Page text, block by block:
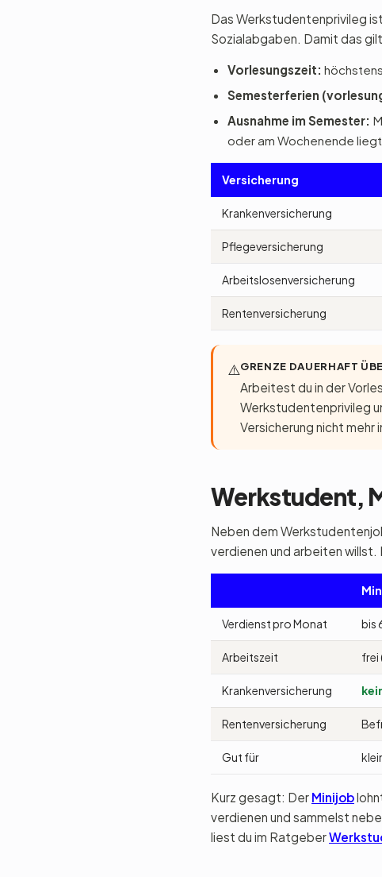
Das Werkstudentenprivileg
Sozialabgaben. Damit das
Vorlesungszeit:
Semesterferien
Ausnahme im Semester:
oder am Wochenende
Versicherung
Krankenversicherung
Pflegeversicherung
Arbeitslosenversicherung
Rentenversicherung
⚠️GRENZE DAUERHAFT
Arbeitest du in der
Werkstudentenprivileg
Versicherung nicht mehr
Werkstudent,
Neben dem
verdienen und arbeiten
Verdienst pro Monat bis
Arbeitszeit frei
Krankenversicherung
Rentenversicherung
Gut für
Kurz gesagt: Der Minijob
verdienen und sammelst
liest du im Ratgeber